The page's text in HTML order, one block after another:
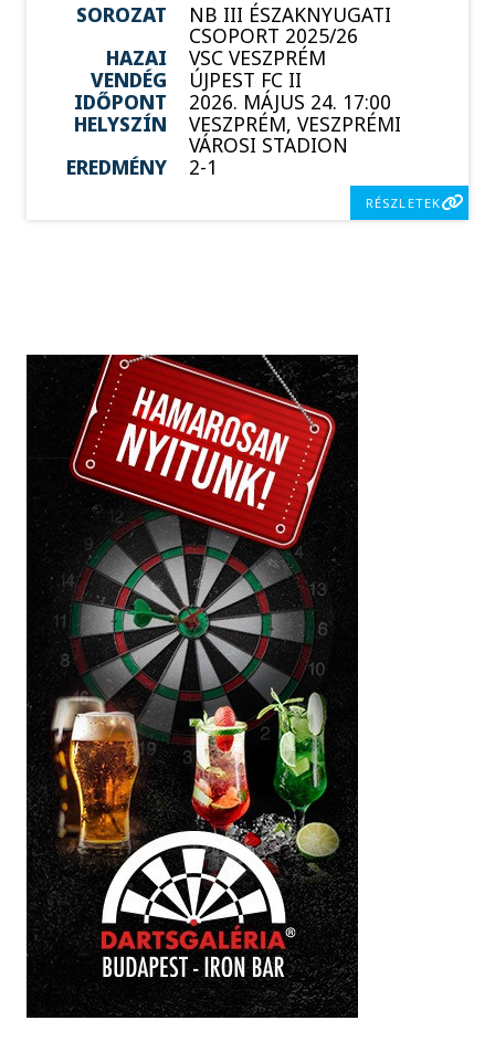
SOROZAT NB III ÉSZAKNYUGATI
CSOPORT 2025/26
HAZAI
VSC VESZPRÉM
VENDÉG
ÚJPEST FC II
IDŐPONT
2026. MÁJUS 24. 17:00
HELYSZÍN
VESZPRÉM, VESZPRÉMI
VÁROSI STADION
EREDMÉNY
2-1
RÉSZLETEK